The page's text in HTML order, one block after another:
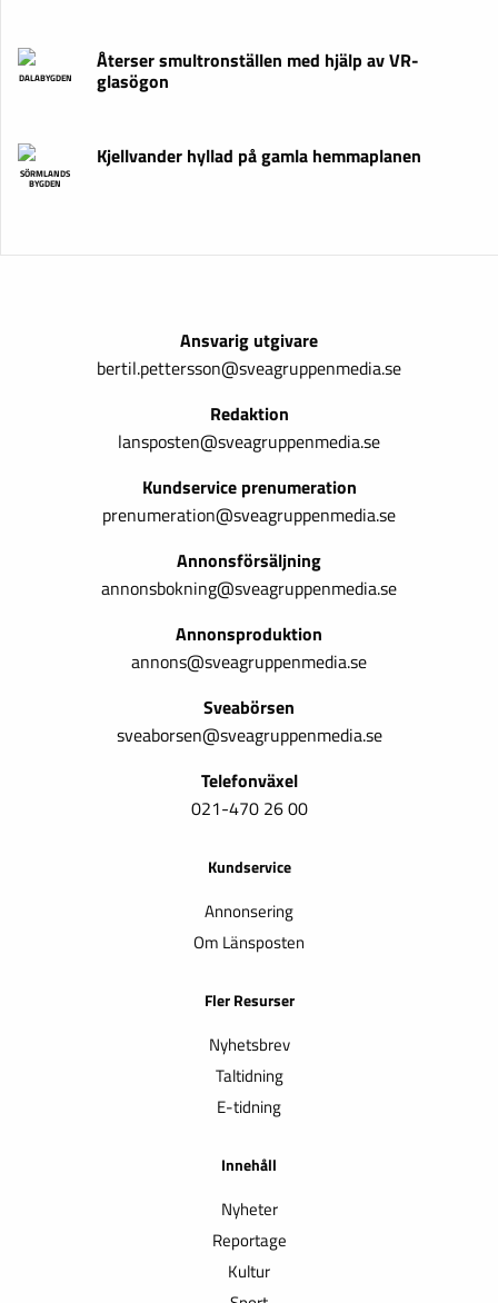
DALABYGDEN
Återser smultronställen med hjälp av VR-
glasögon
SÖRMLANDS
BYGDEN
Kjellvander hyllad på gamla hemmaplanen
Ansvarig utgivare
bertil.pettersson@sveagruppenmedia.se
Redaktion
lansposten@sveagruppenmedia.se
Kundservice prenumeration
prenumeration@sveagruppenmedia.se
Annonsförsäljning
annonsbokning@sveagruppenmedia.se
Annonsproduktion
annons@sveagruppenmedia.se
Sveabörsen
sveaborsen@sveagruppenmedia.se
Telefonväxel
021-470 26 00
Kundservice
Annonsering
Om Länsposten
Fler Resurser
Nyhetsbrev
Taltidning
E-tidning
Innehåll
Nyheter
Reportage
Kultur